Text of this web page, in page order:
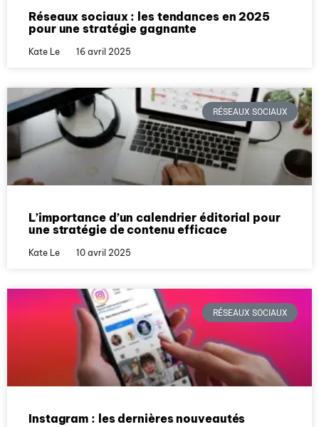
Réseaux sociaux : les tendances en 2025
pour une stratégie gagnante
Kate Le 16 avril 2025
RÉSEAUX SOCIAUX
L’importance d’un calendrier éditorial pour
une stratégie de contenu efficace
Kate Le 10 avril 2025
RÉSEAUX SOCIAUX
Instagram : les dernières nouveautés